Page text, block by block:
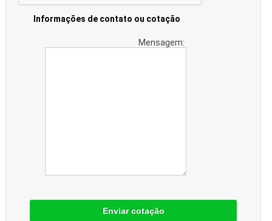
Informações de contato ou cotação
Mensagem:
Enviar cotação